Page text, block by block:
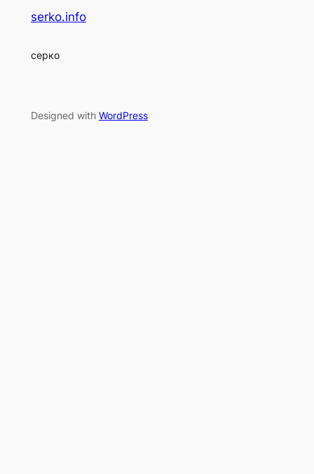
serko.info
серко
Designed with WordPress